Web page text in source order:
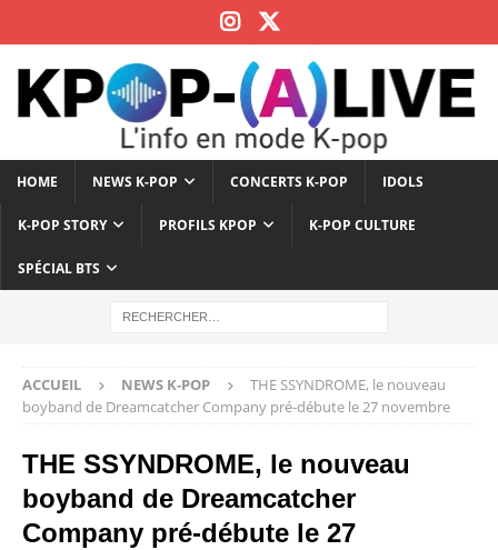
HOME NEWS K-POP CONCERTS K-POP IDOLS
K-POP STORY PROFILS KPOP K-POP CULTURE
SPÉCIAL BTS
ACCUEIL NEWS K-POP
THE SSYNDROME, le nouveau
boyband de Dreamcatcher Company pré-débute le 27 novembre
THE SSYNDROME, le nouveau
boyband de Dreamcatcher
Company pré-débute le 27